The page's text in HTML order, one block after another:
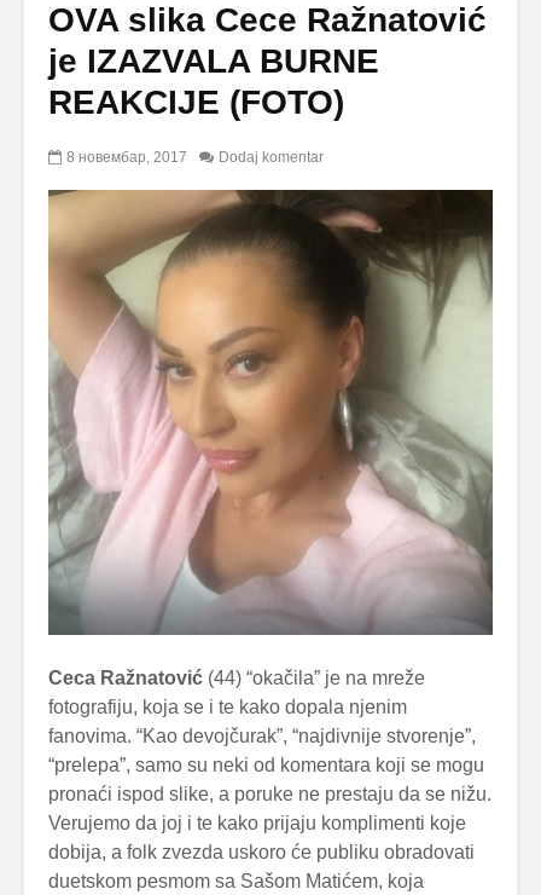
OVA slika Cece Ražnatović
je IZAZVALA BURNE
REAKCIJE (FOTO)
8 новембар, 2017 Dodaj komentar
Ceca Ražnatović (44) “okačila” je na mreže
fotografiju, koja se i te kako dopala njenim
fanovima. “Kao devojčurak”, “najdivnije stvorenje”,
“prelepa”, samo su neki od komentara koji se mogu
pronaći ispod slike, a poruke ne prestaju da se nižu.
Verujemo da joj i te kako prijaju komplimenti koje
dobija, a folk zvezda uskoro će publiku obradovati
duetskom pesmom sa Sašom Matićem, koja